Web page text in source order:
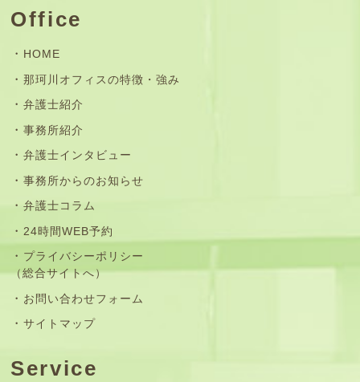
Office
HOME
那珂川オフィスの特徴・強み
弁護士紹介
事務所紹介
弁護士インタビュー
事務所からのお知らせ
弁護士コラム
24時間WEB予約
プライバシーポリシー
（総合サイトへ）
お問い合わせフォーム
サイトマップ
Service